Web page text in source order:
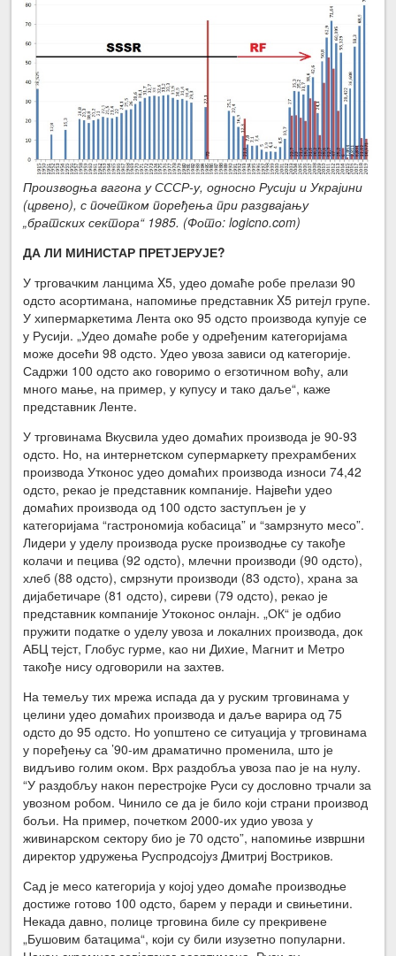
Производња вагона у СССР-у, односно Русији и Украјини
(црвено), с почетком поређења при раздвајању
„братских сектора“ 1985. (Фото: logicno.com)
ДА ЛИ МИНИСТАР ПРЕТЈЕРУЈЕ?
У трговачким ланцима X5, удео домаће робе прелази 90
одсто асортимана, напомиње представник X5 ритејл групе.
У хипермаркетима Лента око 95 одсто производа купује се
у Русији. „Удео домаће робе у одређеним категоријама
може досећи 98 одсто. Удео увоза зависи од категорије.
Садржи 100 одсто ако говоримо о егзотичном воћу, али
много мање, на пример, у купусу и тако даље“, каже
представник Ленте.
У трговинама Вкусвила удео домаћих производа је 90-93
одсто. Но, на интернетском супермаркету прехрамбених
производа Утконос удео домаћих производа износи 74,42
одсто, рекао је представник компаније. Највећи удео
домаћих производа од 100 одсто заступљен је у
категоријама “гастрономија кобасица” и “замрзнуто месо”.
Лидери у уделу производа руске производње су такође
колачи и пецива (92 одсто), млечни производи (90 одсто),
хлеб (88 одсто), смрзнути производи (83 одсто), храна за
дијабетичаре (81 одсто), сиреви (79 одсто), рекао је
представник компаније Утоконос онлајн. „ОК“ је одбио
пружити податке о уделу увоза и локалних производа, док
АБЦ тејст, Глобус гурме, као ни Диxие, Магнит и Метро
такође нису одговорили на захтев.
На темељу тих мрежа испада да у руским трговинама у
целини удео домаћих производа и даље варира од 75
одсто до 95 одсто. Но уопштено се ситуација у трговинама
у поређењу са ’90-им драматично променила, што је
видљиво голим оком. Врх раздобља увоза пао је на нулу.
“У раздобљу након перестројке Руси су дословно трчали за
увозном робом. Чинило се да је било који страни производ
бољи. На пример, почетком 2000-их удио увоза у
живинарском сектору био је 70 одсто”, напомиње извршни
директор удружења Руспродсојуз Дмитриј Востриков.
Сад је месо категорија у којој удео домаће производње
достиже готово 100 одсто, барем у перади и свињетини.
Некада давно, полице трговина биле су прекривене
„Бушовим батацима“, који су били изузетно популарни.